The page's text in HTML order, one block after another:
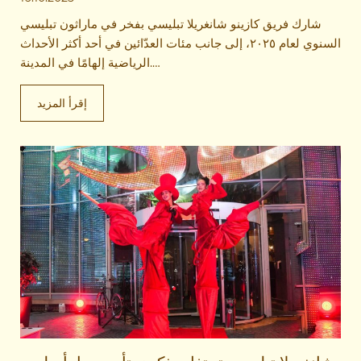
شارك فريق كازينو شانغريلا تبليسي بفخر في ماراثون تبليسي
السنوي لعام ٢٠٢٥، إلى جانب مئات العدّائين في أحد أكثر الأحداث
الرياضية إلهامًا في المدينة.
أظهر المشاركون قوة التحمل والإصرار في سباق العشرة
كيلومترات، وحقق أفضلهم زمنًا قدره ٤٨ دقيقة و٤٢ ثانية، بينما
أنهى باقي الفريق السباق في حوالي ٥١ دقيقة، مما وضع الفريق
كما أكملت زميلاتنا السباق بروح عالية، حيث أنهين بين ساعة و١٧
دقيقة وساعة و٢٥ دقيقة، مؤكدات أن المثابرة والعمل الجماعي لا
يقلان أهمية عن السرعة.
وقالت المديرة العامة لكازينو شانغريلا تبليسي، هيلين كين:
“يعكس ماراثون تبليسي تمامًا قيم شانغريلا – الانضباط، الصمود،
والوحدة.”
وأكدت المشاركة مجددًا التزام الشركة بتحقيق توازن صحي بين
العمل والحياة.
إقرأ المزيد